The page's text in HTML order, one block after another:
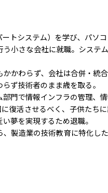
トシステム）を学び、パソ
小さな会社に就職。システ
かわらず、会社は合併・統
ず技術者のまま歳を取る。
門で情報インフラの管理、
復活させるべく、子供たち
夢を実現するため退職。
製造業の技術教育に特化し